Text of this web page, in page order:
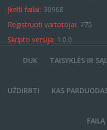
Įkelti failai: 30968
Registruoti vartotojai: 275
Skripto versija: 1.0.0
DUK TAISYKLĖS IR
UŽDIRBTI KAS